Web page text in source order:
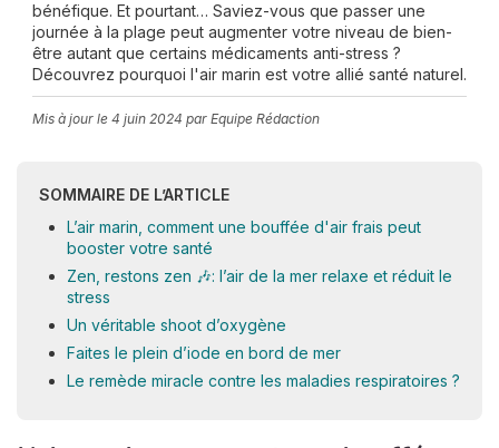
bénéfique. Et pourtant… Saviez-vous que passer une
journée à la plage peut augmenter votre niveau de bien-
être autant que certains médicaments anti-stress ?
Découvrez pourquoi l'air marin est votre allié santé naturel.
Mis à jour le 4 juin 2024 par Equipe Rédaction
SOMMAIRE DE L’ARTICLE
L’air marin, comment une bouffée d'air frais peut
booster votre santé
Zen, restons zen 🎶: l’air de la mer relaxe et réduit le
stress
Un véritable shoot d’oxygène
Faites le plein d’iode en bord de mer
Le remède miracle contre les maladies respiratoires ?